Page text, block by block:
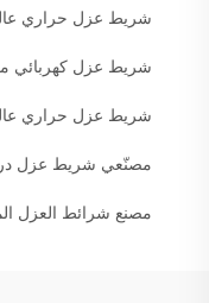
شريط عزل حراري
شريط عزل كهربائي
شريط عزل حراري
مصنّعي شريط عزل
مصنع شرائط العزل